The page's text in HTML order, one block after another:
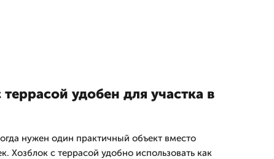
удобен для участка в
нужен один практичный объект вместо
Хозблок с террасой удобно использовать как